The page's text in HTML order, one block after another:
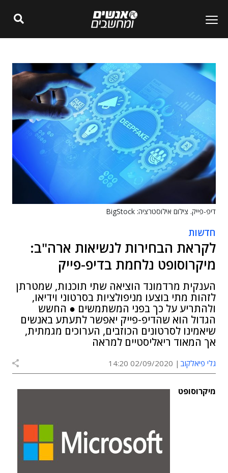
דיפ-פייק. צילום אילוסטרציה: BigStock
חדשות
לקראת הבחירות לנשיאות ארה"ב:
מיקרוסופט נלחמת בדיפ-פייק
הענקית מרדמונד הוציאה שתי תוכנות, שמטרתן
לזהות מתי בוצעו מניפולציות בסרטוני וידיאו,
ולהתריע על כך בפני המשתמשים ● החשש
הגדול הוא שהדיפ-פייק יאפשר לתעתע באנשים
שיאמינו לסרטונים הכוזבים, הערוכים מגמתית,
אך המאוד ריאליסטיים למראה
גלי פיאלקוב 02/09/2020 14:20
מיקרוסופט